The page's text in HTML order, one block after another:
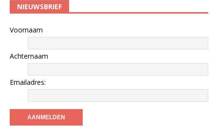
NIEUWSBRIEF
Voornaam
Achternaam
Emailadres: